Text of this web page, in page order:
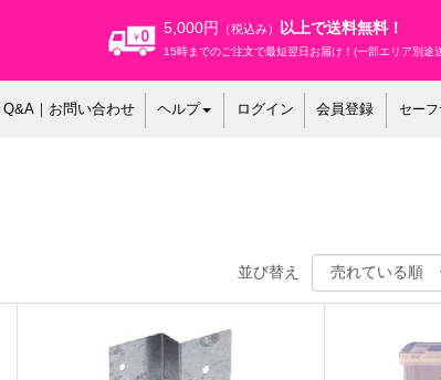
5,000円 （税込み） 以上で送料無料！
15時までのご注文で最短翌日お届け！(一部エリア別途
Q&A｜お問い合わせ ヘルプ ログイン 会員登録 セー
並び替え